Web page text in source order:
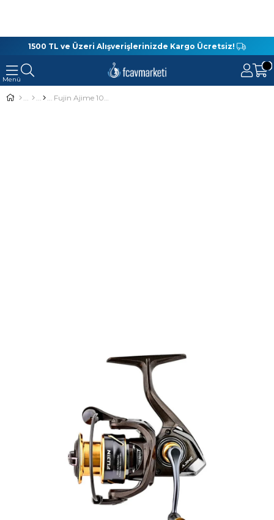
1500 TL ve Üzeri Alışverişlerinizde Kargo Ücretsiz!
Fujin Ajime 1000 LRF Olta Makinesi